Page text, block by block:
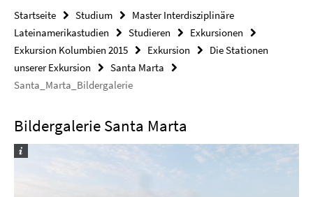
Startseite Studium
Master Interdisziplinäre
Lateinamerikastudien
Studieren
Exkursionen
Exkursion Kolumbien 2015
Exkursion
Die Stationen
unserer Exkursion
Santa Marta
Santa_Marta_Bildergalerie
Bildergalerie Santa Marta